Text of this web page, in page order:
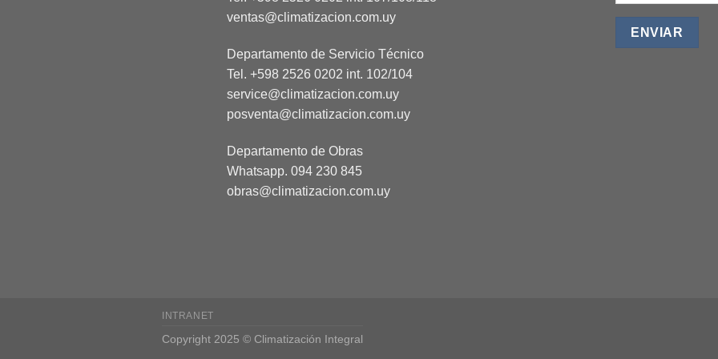
ventas@climatizacion.com.uy
Departamento de Servicio Técnico
Tel. +598 2526 0202 int. 102/104
service@climatizacion.com.uy
posventa@climatizacion.com.uy
Departamento de Obras
Whatsapp. 094 230 845
obras@climatizacion.com.uy
INTRANET
Copyright 2025 © Climatización Integral